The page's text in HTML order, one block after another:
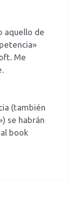
aquello de
Me
(también
se habrán
book